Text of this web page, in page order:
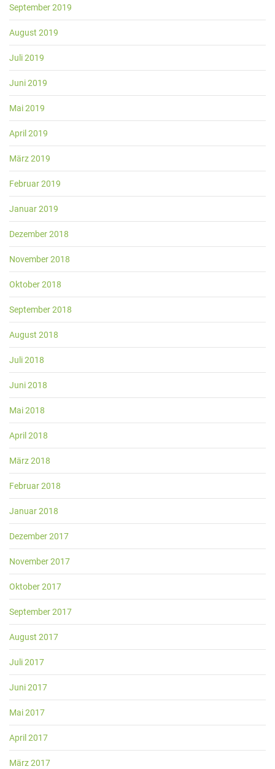
September 2019
August 2019
Juli 2019
Juni 2019
Mai 2019
April 2019
März 2019
Februar 2019
Januar 2019
Dezember 2018
November 2018
Oktober 2018
September 2018
August 2018
Juli 2018
Juni 2018
Mai 2018
April 2018
März 2018
Februar 2018
Januar 2018
Dezember 2017
November 2017
Oktober 2017
September 2017
August 2017
Juli 2017
Juni 2017
Mai 2017
April 2017
März 2017